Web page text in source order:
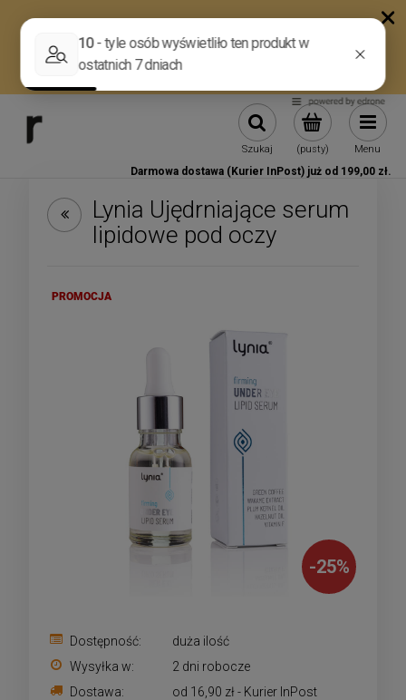
(pusty)
Szukaj Menu
Darmowa dostawa (Kurier InPost) już od 199,00 zł.
Lynia Ujędrniające serum
lipidowe pod oczy
PROMOCJA
-25%
Dostępność:
duża ilość
Wysyłka w:
2 dni robocze
Dostawa:
od 16,90 zł - Kurier InPost